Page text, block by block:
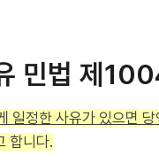
민법 제
일정한 사유가 있으면
합니다.